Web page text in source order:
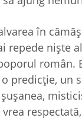
în
repede nişte
predicţie, un
vrea